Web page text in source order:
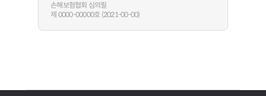
손해보험협회 심의필
제 0000-00000호 (2021-00-00)